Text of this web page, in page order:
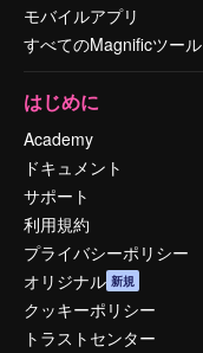
モバイルアプリ
すべてのMagnificツール
はじめに
Academy
ドキュメント
サポート
利用規約
プライバシーポリシー
オリジナル 新規
クッキーポリシー
トラストセンター